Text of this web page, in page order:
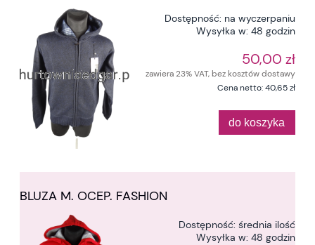
Dostępność: na wyczerpaniu
Wysyłka w: 48 godzin
50,00 zł
zawiera 23% VAT, bez kosztów dostawy
Cena netto:40,65 zł
do koszyka
BLUZA M. OCEP. FASHION
Dostępność: średnia ilość
Wysyłka w: 48 godzin